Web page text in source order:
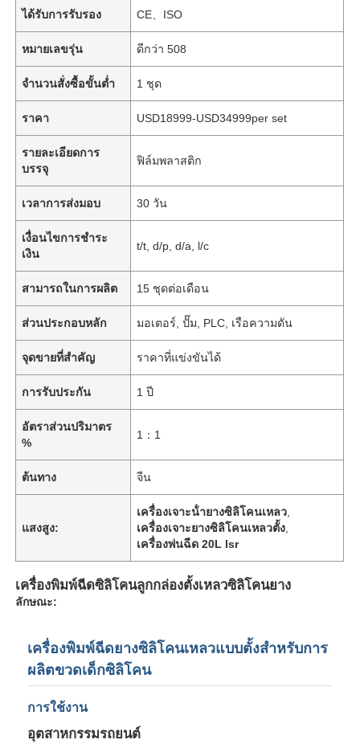
ได้รับการรับรอง CE、ISO
หมายเลขรุ่น ดีกว่า 508
จำนวนสั่งซื้อขั้นต่ำ 1 ชุด
ราคา USD18999-USD34999per set
รายละเอียดการ
บรรจุ
ฟิล์มพลาสติก
เวลาการส่งมอบ 30 วัน
เงื่อนไขการชำระ
เงิน
t/t, d/p, d/a, l/c
สามารถในการผลิต 15 ชุดต่อเดือน
ส่วนประกอบหลัก มอเตอร์, ปั๊ม, PLC, เรือความดัน
จุดขายที่สำคัญ ราคาที่แข่งขันได้
การรับประกัน 1 ปี
อัตราส่วนปริมาตร
%
1：1
ต้นทาง จีน
แสงสูง:
เครื่องเจาะน้ํายางซิลิโคนเหลว
เครื่องเจาะยางซิลิโคนเหลวตั้ง
เครื่องพ่นฉีด 20L lsr
เครื่องพิมพ์ฉีดซิลิโคนลูกกล่องตั้งเหลวซิลิโคนยาง
ลักษณะ:
เครื่องพิมพ์ฉีดยางซิลิโคนเหลวแบบตั้งสําหรับการ
ผลิตขวดเด็กซิลิโคน
การใช้งาน
อุตสาหกรรมรถยนต์